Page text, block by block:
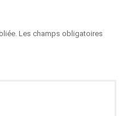
Les champs obligatoires